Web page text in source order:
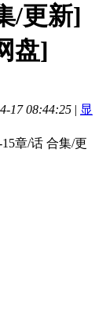
/更新]
盘]
17 08:44:25 | 显
章/话 合集/更